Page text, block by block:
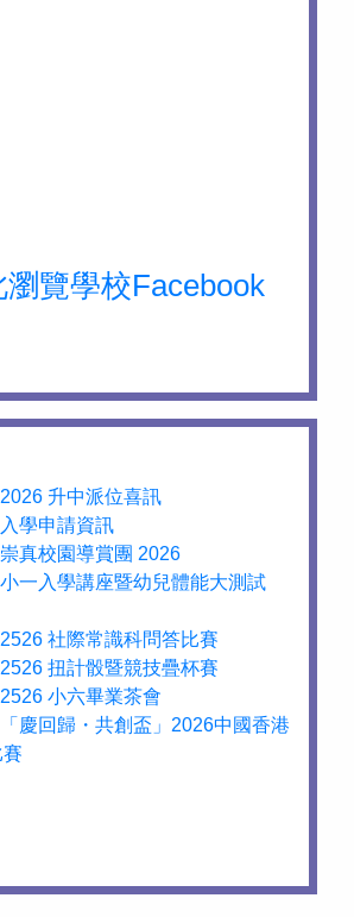
覽學校Facebook
升中派位喜訊
學申請資訊
真校園導賞團 2026
一入學講座暨幼兒體能大測試
社際常識科問答比賽
扭計骰暨競技疊杯賽
小六畢業茶會
慶回歸・共創盃」2026中國香港